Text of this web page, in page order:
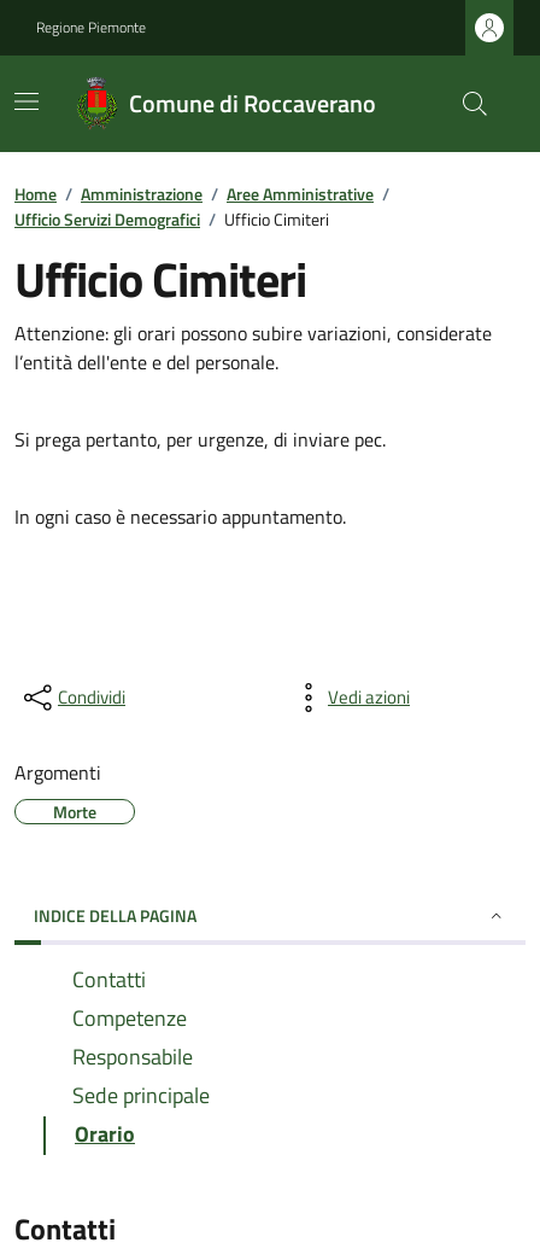
Regione Piemonte
Comune di Roccaverano
Home / Amministrazione / Aree Amministrative /
Ufficio Servizi Demografici / Ufficio Cimiteri
Ufficio Cimiteri
Attenzione: gli orari possono subire variazioni, considerate
l’entità dell'ente e del personale.
Si prega pertanto, per urgenze, di inviare pec.
In ogni caso è necessario appuntamento.
Condividi Vedi azioni
Argomenti
Morte
INDICE DELLA PAGINA
Contatti
Competenze
Responsabile
Sede principale
Orario
Contatti